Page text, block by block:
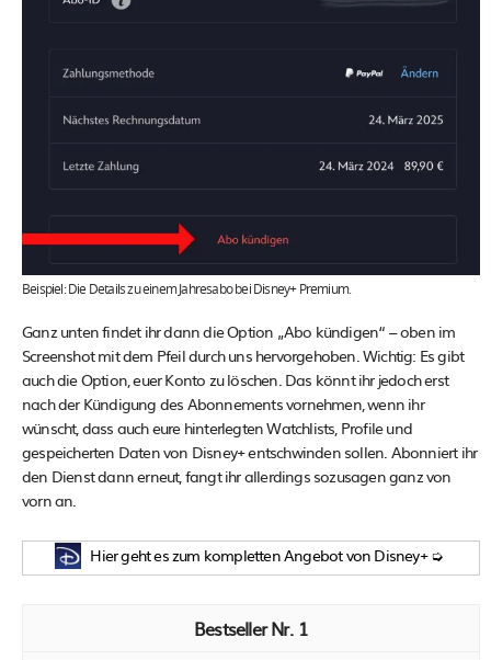
Beispiel: Die Details zu einem Jahresabo bei Disney+ Premium.
Ganz unten findet ihr dann die Option „Abo kündigen“ – oben im
Screenshot mit dem Pfeil durch uns hervorgehoben. Wichtig: Es gibt
auch die Option, euer Konto zu löschen. Das könnt ihr jedoch erst
nach der Kündigung des Abonnements vornehmen, wenn ihr
wünscht, dass auch eure hinterlegten Watchlists, Profile und
gespeicherten Daten von Disney+ entschwinden sollen. Abonniert ihr
den Dienst dann erneut, fangt ihr allerdings sozusagen ganz von
vorn an.
Hier geht es zum kompletten Angebot von Disney+ ➭
1